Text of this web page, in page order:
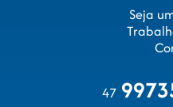
Seja
47